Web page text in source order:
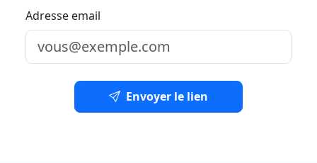
Adresse email
Envoyer le lien